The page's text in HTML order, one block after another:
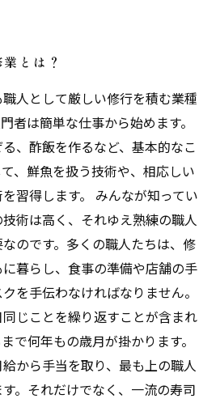
とは？
人として厳しい修行を積む業種
者は簡単な仕事から始めます。
、酢飯を作るなど、基本的なこ
、鮮魚を扱う技術や、相応しい
習得します。 みんなが知ってい
術は高く、それゆえ熟練の職人
のです。多くの職人たちは、修
暮らし、食事の準備や店舗の手
を手伝わなければなりません。
じことを繰り返すことが含まれ
で何年もの歳月が掛かります。
から手当を取り、最も上の職人
。それだけでなく、一流の寿司